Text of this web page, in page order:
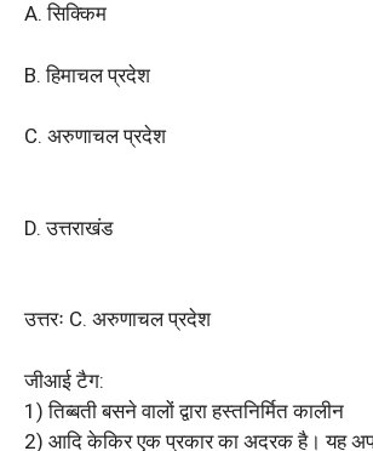
A. सिक्किम
B. हिमाचल प्रदेश
C. अरुणाचल प्रदेश
D. उत्तराखंड
उत्तरः C. अरुणाचल प्रदेश
जीआई टैग:
1) तिब्बती बसने वालों द्वारा हस्तनिर्मित कालीन
2) आदि केकिर एक प्रकार का अदरक है। यह